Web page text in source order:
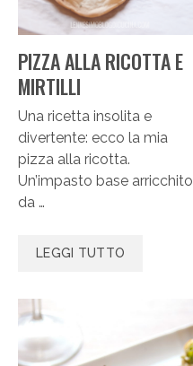
PIZZA ALLA RICOTTA E
MIRTILLI
Una ricetta insolita e
divertente: ecco la mia
pizza alla ricotta.
Un’impasto base arricchito
da …
LEGGI TUTTO